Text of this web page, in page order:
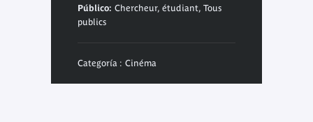
Público: Chercheur, étudiant, Tous
publics
Categoría : Cinéma